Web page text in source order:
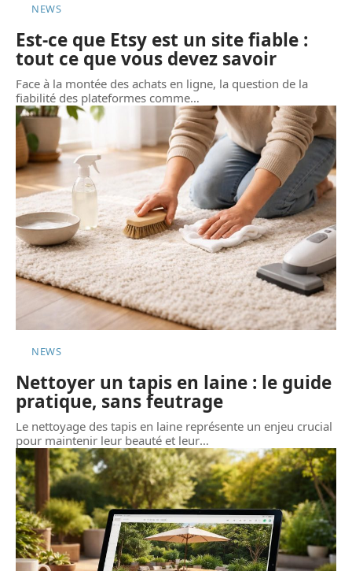
NEWS
Est-ce que Etsy est un site fiable :
tout ce que vous devez savoir
Face à la montée des achats en ligne, la question de la
fiabilité des plateformes comme…
NEWS
Nettoyer un tapis en laine : le guide
pratique, sans feutrage
Le nettoyage des tapis en laine représente un enjeu crucial
pour maintenir leur beauté et leur…